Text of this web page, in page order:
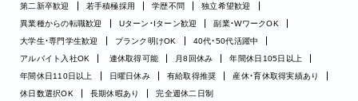
第二新卒歓迎
若手積極採用 学歴不問
独立希望歓迎
異業種からの転職歓迎
Uターン・Iターン歓迎
副業・WワークOK
大学生・専門学生歓迎
ブランク明けOK
40代・50代活躍中
アルバイト入社OK
連休取得可能 月8回休み
年間休日105日以上
年間休日110日以上
日曜日休み 有給取得推奨
産休・育休取得実績あり
休日数選択OK
長期休暇あり 完全週休二日制